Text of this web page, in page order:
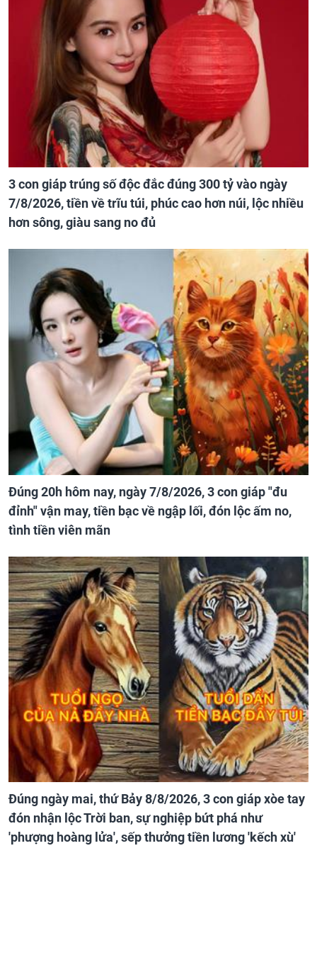
3 con giáp trúng số độc đắc đúng 300 tỷ vào ngày
7/8/2026, tiền về trĩu túi, phúc cao hơn núi, lộc nhiều
hơn sông, giàu sang no đủ
Đúng 20h hôm nay, ngày 7/8/2026, 3 con giáp "đu
đỉnh" vận may, tiền bạc về ngập lối, đón lộc ấm no,
tình tiền viên mãn
Đúng ngày mai, thứ Bảy 8/8/2026, 3 con giáp xòe tay
đón nhận lộc Trời ban, sự nghiệp bứt phá như
'phượng hoàng lửa', sếp thưởng tiền lương 'kếch xù'